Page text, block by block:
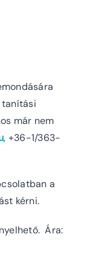
már nem
, +36-1/363-
a
kérni.
Ára: